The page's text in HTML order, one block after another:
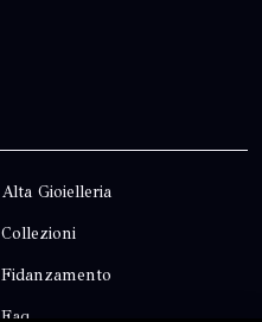
Alta Gioielleria
Collezioni
Fidanzamento
Faq